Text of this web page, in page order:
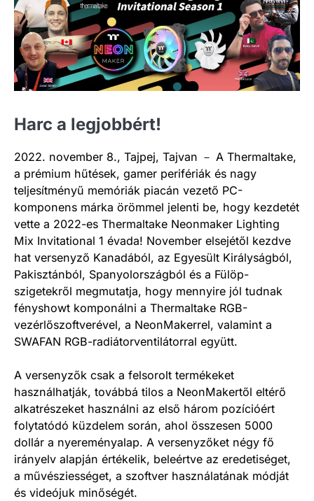
Harc a legjobbért!
2022. november 8., Tajpej, Tajvan － A Thermaltake,
a prémium hűtések, gamer perifériák és nagy
teljesítményű memóriák piacán vezető PC-
komponens márka örömmel jelenti be, hogy kezdetét
vette a 2022-es Thermaltake Neonmaker Lighting
Mix Invitational 1 évada! November elsejétől kezdve
hat versenyző Kanadából, az Egyesült Királyságból,
Pakisztánból, Spanyolországból és a Fülöp-
szigetekről megmutatja, hogy mennyire jól tudnak
fényshowt komponálni a Thermaltake RGB-
vezérlőszoftverével, a NeonMakerrel, valamint a
SWAFAN RGB-radiátorventilátorral együtt.
A versenyzők csak a felsorolt termékeket
használhatják, továbbá tilos a NeonMakertől eltérő
alkatrészeket használni az első három pozícióért
folytatódó küzdelem során, ahol összesen 5000
dollár a nyereményalap. A versenyzőket négy fő
irányelv alapján értékelik, beleértve az eredetiséget,
a művésziességet, a szoftver használatának módját
és videójuk minőségét.